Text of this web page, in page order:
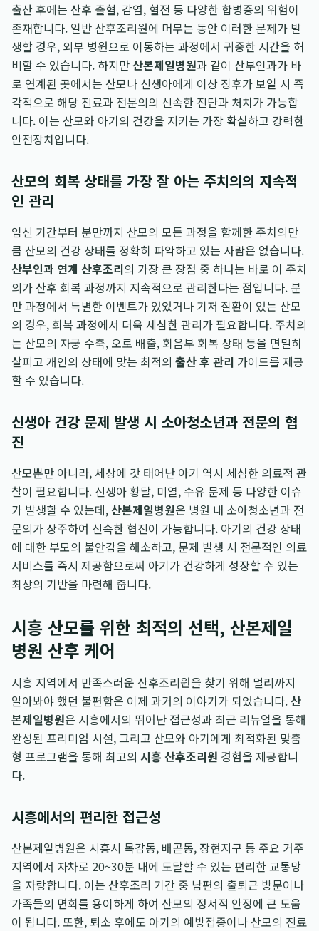
출산 후에는 산후 출혈, 감염, 혈전 등 다양한 합병증의 위험이
존재합니다. 일반 산후조리원에 머무는 동안 이러한 문제가 발
생할 경우, 외부 병원으로 이동하는 과정에서 귀중한 시간을 허
비할 수 있습니다. 하지만산본제일병원과 같이 산부인과가 바
로 연계된 곳에서는 산모나 신생아에게 이상 징후가 보일 시 즉
각적으로 해당 진료과 전문의의 신속한 진단과 처치가 가능합
니다. 이는 산모와 아기의 건강을 지키는 가장 확실하고 강력한
안전장치입니다.
산모의 회복 상태를 가장 잘 아는 주치의의 지속적
인 관리
임신 기간부터 분만까지 산모의 모든 과정을 함께한 주치의만
큼 산모의 건강 상태를 정확히 파악하고 있는 사람은 없습니다.
산부인과 연계 산후조리의 가장 큰 장점 중 하나는 바로 이 주치
의가 산후 회복 과정까지 지속적으로 관리한다는 점입니다. 분
만 과정에서 특별한 이벤트가 있었거나 기저 질환이 있는 산모
의 경우, 회복 과정에서 더욱 세심한 관리가 필요합니다. 주치의
는 산모의 자궁 수축, 오로 배출, 회음부 회복 상태 등을 면밀히
살피고 개인의 상태에 맞는 최적의 출산 후 관리 가이드를 제공
할 수 있습니다.
신생아 건강 문제 발생 시 소아청소년과 전문의 협
진
산모뿐만 아니라, 세상에 갓 태어난 아기 역시 세심한 의료적 관
찰이 필요합니다. 신생아 황달, 미열, 수유 문제 등 다양한 이슈
가 발생할 수 있는데,산본제일병원은 병원 내 소아청소년과 전
문의가 상주하여 신속한 협진이 가능합니다. 아기의 건강 상태
에 대한 부모의 불안감을 해소하고, 문제 발생 시 전문적인 의료
서비스를 즉시 제공함으로써 아기가 건강하게 성장할 수 있는
최상의 기반을 마련해 줍니다.
시흥 산모를 위한 최적의 선택, 산본제일
병원 산후 케어
시흥 지역에서 만족스러운 산후조리원을 찾기 위해 멀리까지
알아봐야 했던 불편함은 이제 과거의 이야기가 되었습니다.산
본제일병원은 시흥에서의 뛰어난 접근성과 최근 리뉴얼을 통해
완성된 프리미엄 시설, 그리고 산모와 아기에게 최적화된 맞춤
형 프로그램을 통해 최고의 시흥 산후조리원 경험을 제공합니
다.
시흥에서의 편리한 접근성
산본제일병원은 시흥시 목감동, 배곧동, 장현지구 등 주요 거주
지역에서 자차로 20~30분 내에 도달할 수 있는 편리한 교통망
을 자랑합니다. 이는 산후조리 기간 중 남편의 출퇴근 방문이나
가족들의 면회를 용이하게 하여 산모의 정서적 안정에 큰 도움
이 됩니다. 또한, 퇴소 후에도 아기의 예방접종이나 산모의 진료